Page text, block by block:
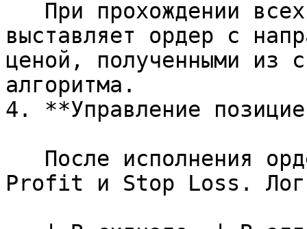
выставляет ордер с
ценой, полученными из
алгоритма.
4. **Управление
Profit и Stop Loss.